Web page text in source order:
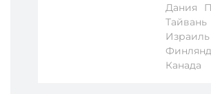
Дания
Тайвань
Израиль
Канада